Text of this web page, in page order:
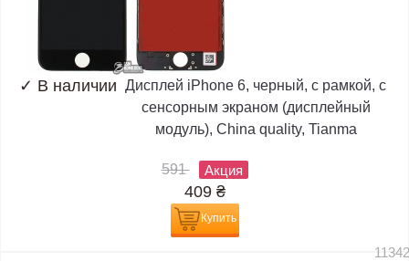
✓ В наличии Дисплей iPhone 6, черный, с рамкой, с
сенсорным экраном (дисплейный
модуль), China quality, Tianma
591 Акция
409 ₴
Купить